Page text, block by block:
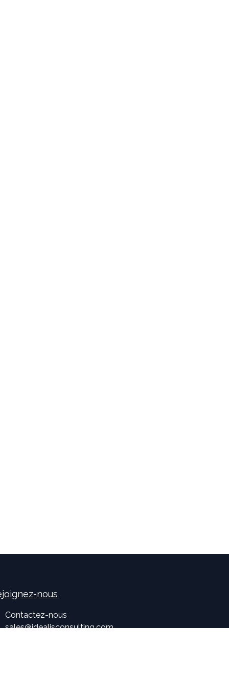
nous
Contactez-nous
sales@idealisconsulting.com